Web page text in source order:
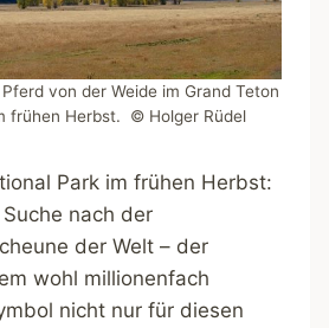
von der Weide im Grand Teton
frühen Herbst. © Holger Rüdel
Park im frühen Herbst:
nach der
der Welt – der
wohl millionenfach
nicht nur für diesen